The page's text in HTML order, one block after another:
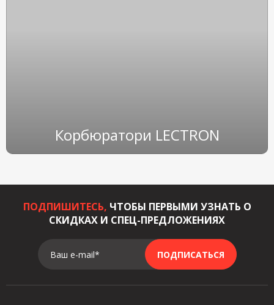
Корбюратори LECTRON
ПОДПИШИТЕСЬ, ЧТОБЫ ПЕРВЫМИ УЗНАТЬ О
СКИДКАХ И СПЕЦ-ПРЕДЛОЖЕНИЯХ
Ваш e-mail* ПОДПИСАТЬСЯ